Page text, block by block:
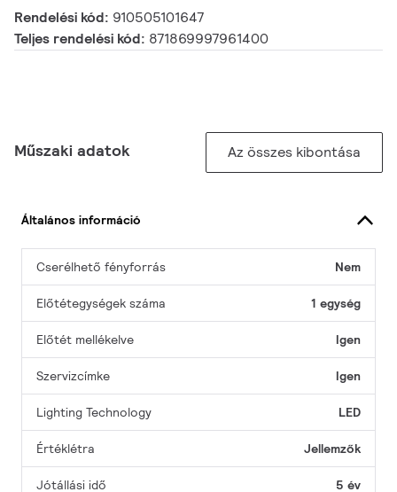
Rendelési kód: 910505101647
Teljes rendelési kód: 871869997961400
Műszaki adatok Az összes kibontása
Általános információ
Cserélhető fényforrás Nem
Előtétegységek száma 1 egység
Előtét mellékelve Igen
Szervizcímke Igen
Lighting Technology LED
Értéklétra Jellemzők
Jótállási idő 5 év